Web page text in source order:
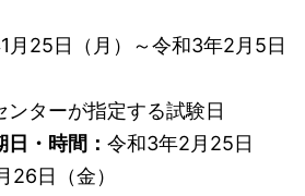
月25日（月）～令和3年2月5日
ンターが指定する試験日
・時間： 令和3年2月25日
26日（金）